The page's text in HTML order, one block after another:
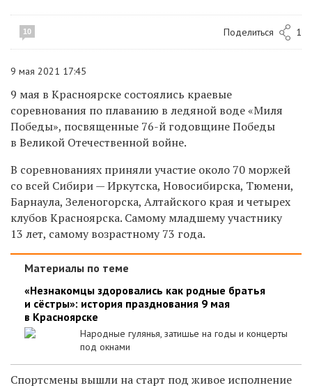
10 Поделиться 1
9 мая 2021 17:45
9 мая в Красноярске состоялись краевые
соревнования по плаванию в ледяной воде «Миля
Победы», посвященные 76-й годовщине Победы
в Великой Отечественной войне.
В соревнованиях приняли участие около 70 моржей
со всей Сибири — Иркутска, Новосибирска, Тюмени,
Барнаула, Зеленогорска, Алтайского края и четырех
клубов Красноярска. Самому младшему участнику
13 лет, самому возрастному 73 года.
Материалы по теме
«Незнакомцы здоровались как родные братья
и сёстры»: история празднования 9 мая
в Красноярске
Народные гулянья, затишье на годы и концерты
под окнами
Спортсмены вышли на старт под живое исполнение